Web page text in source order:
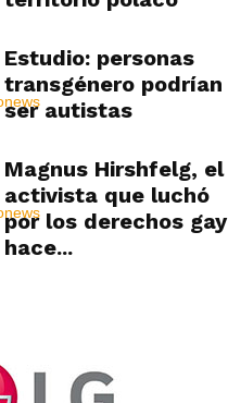
Estudio: personas
transgénero podrían
ser autistas
Magnus Hirshfelg, el
activista que luchó
por los derechos gay
hace...